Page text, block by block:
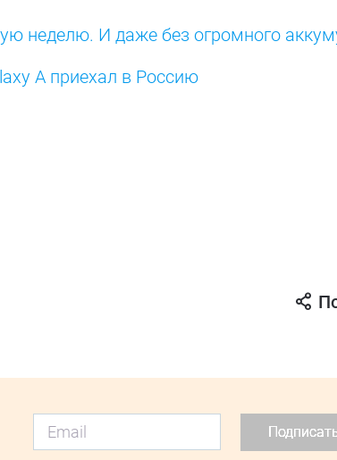
неделю. И даже без огромного
A приехал в Россию